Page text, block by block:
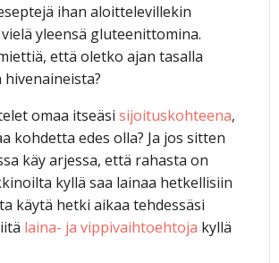
ihan aloittelevillekin
yleensä gluteenittomina.
että oletko ajan tasalla
hivenaineista?
omaa itseäsi sijoituskohteena,
kohdetta edes olla? Ja jos sitten
käy arjessa, että rahasta on
kyllä saa lainaa hetkellisiin
käytä hetki aikaa tehdessäsi
laina- ja vippivaihtoehtoja kyllä